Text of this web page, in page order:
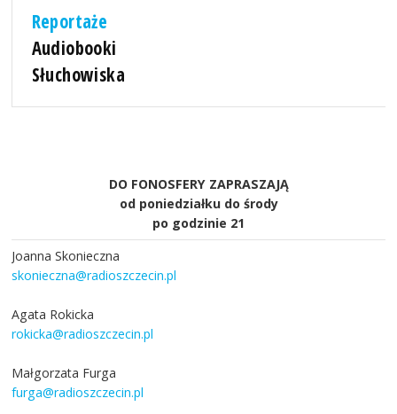
Reportaże
Audiobooki
Słuchowiska
DO FONOSFERY ZAPRASZAJĄ
od poniedziałku do środy
po godzinie 21
Joanna Skonieczna
skonieczna@radioszczecin.pl
Agata Rokicka
rokicka@radioszczecin.pl
Małgorzata Furga
furga@radioszczecin.pl